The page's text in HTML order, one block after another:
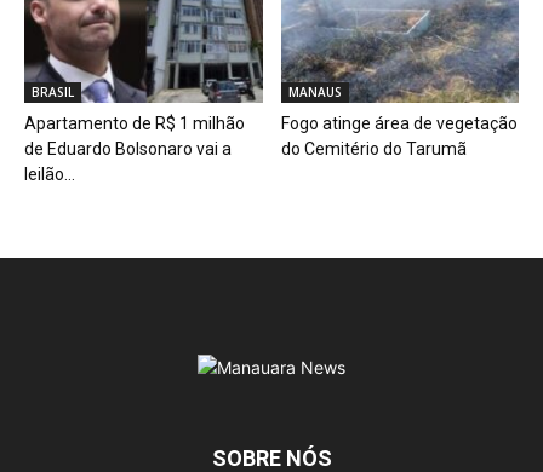
BRASIL
Apartamento de R$ 1 milhão
de Eduardo Bolsonaro vai a
leilão...
MANAUS
Fogo atinge área de vegetação
do Cemitério do Tarumã
SOBRE NÓS